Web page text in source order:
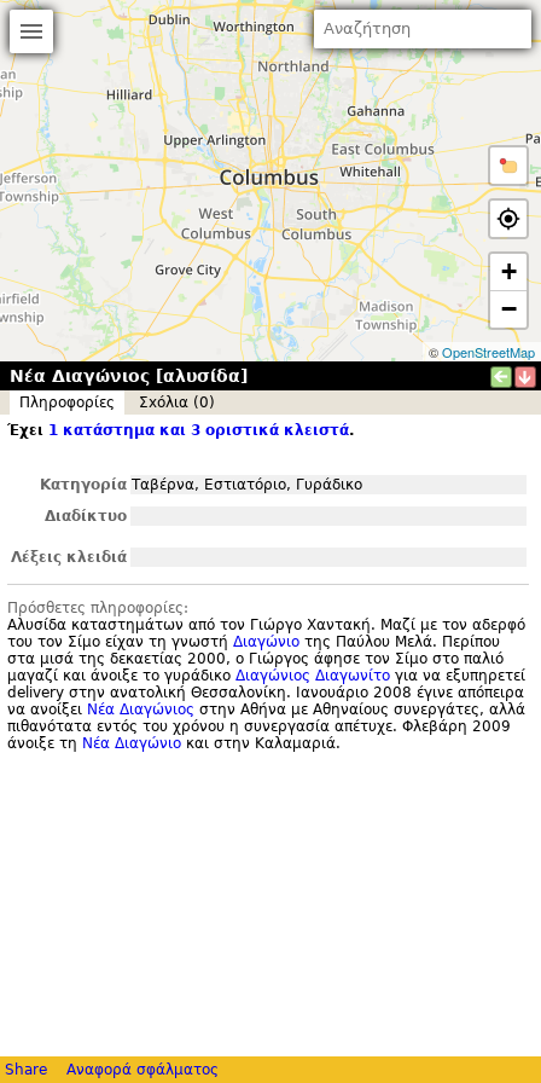
+
−
©OpenStreetMap
Νέα Διαγώνιος [αλυσίδα]
Πληροφορίες
Σxόλια (0)
Έχει 1 κατάστημα και 3 οριστικά κλειστά.
Κατηγορία Ταβέρνα, Εστιατόριο, Γυράδικο
Διαδίκτυο
Λέξεις κλειδιά
Πρόσθετες πληροφορίες:
Αλυσίδα καταστημάτων από τον Γιώργο Χαντακή. Μαζί με τον αδερφό
του τον Σίμο είχαν τη γνωστή Διαγώνιο της Παύλου Μελά. Περίπου
στα μισά της δεκαετίας 2000, ο Γιώργος άφησε τον Σίμο στο παλιό
μαγαζί και άνοιξε το γυράδικο Διαγώνιος Διαγωνίτο για να εξυπηρετεί
delivery στην ανατολική Θεσσαλονίκη. Ιανουάριο 2008 έγινε απόπειρα
να ανοίξει Νέα Διαγώνιος στην Αθήνα με Αθηναίους συνεργάτες, αλλά
πιθανότατα εντός του χρόνου η συνεργασία απέτυχε. Φλεβάρη 2009
άνοιξε τη Νέα Διαγώνιο και στην Καλαμαριά.
Share Αναφορά σφάλματος